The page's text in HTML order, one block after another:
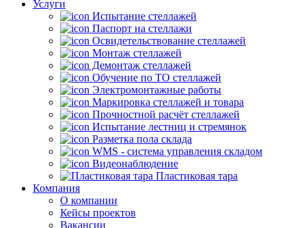
Услуги
Испытание стеллажей
Паспорт на стеллажи
Освидетельствование стеллажей
Монтаж стеллажей
Демонтаж стеллажей
Обучение по ТО стеллажей
Электромонтажные работы
Маркировка стеллажей и товара
Прочностной расчёт стеллажей
Испытание лестниц и стремянок
Разметка пола склада
WMS - система управления складом
Видеонаблюдение
Пластиковая тара
Компания
О компании
Кейсы проектов
Вакансии